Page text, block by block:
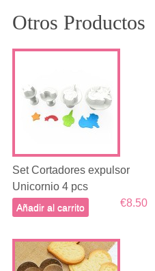
Otros Productos
Set Cortadores expulsor
Unicornio 4 pcs
€8.50
Añadir al carrito